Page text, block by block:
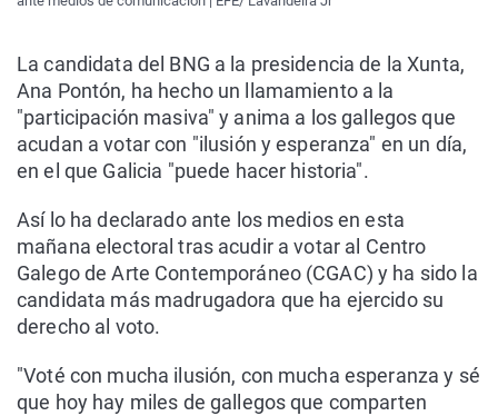
La candidata del BNG a la presidencia de la Xunta,
Ana Pontón, ha hecho un llamamiento a la
"participación masiva" y anima a los gallegos que
acudan a votar con "ilusión y esperanza" en un día,
en el que Galicia "puede hacer historia".
Así lo ha declarado ante los medios en esta
mañana electoral tras acudir a votar al Centro
Galego de Arte Contemporáneo (CGAC) y ha sido la
candidata más madrugadora que ha ejercido su
derecho al voto.
"Voté con mucha ilusión, con mucha esperanza y sé
que hoy hay miles de gallegos que comparten